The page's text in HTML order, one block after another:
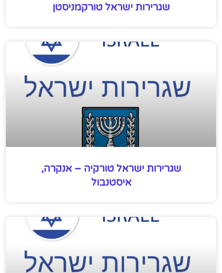
שגרירות ישראל טורקמניסטן
שגרירות ישראל טורקיה – אנקרה,
איסטנבול